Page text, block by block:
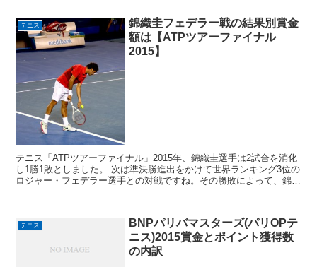
テニス
錦織圭フェデラー戦の結果別賞金
額は【ATPツアーファイナル
2015】
テニス「ATPツアーファイナル」2015年、錦織圭選手は2試合を消化
し1勝1敗としました。 次は準決勝進出をかけて世界ランキング3位の
ロジャー・フェデラー選手との対戦ですね。その勝敗によって、錦織
テニス
BNPパリバマスターズ(パリOPテ
ニス)2015賞金とポイント獲得数
の内訳